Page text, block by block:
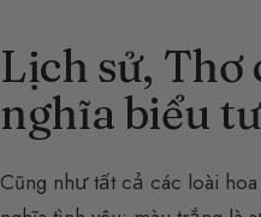
Lịch sử, Thơ
nghĩa biểu
Cũng như tất cả các loài